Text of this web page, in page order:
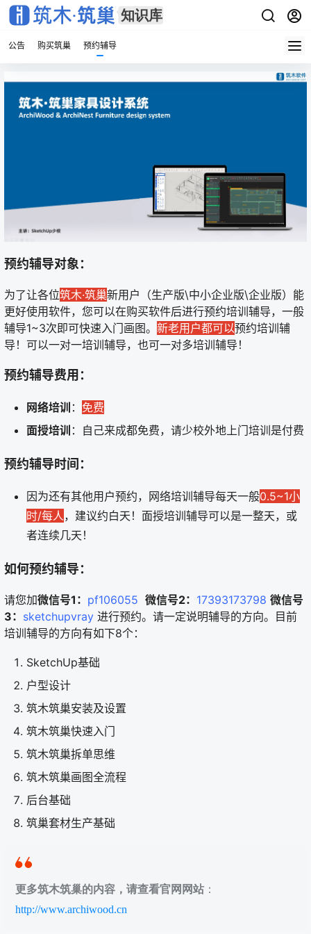
公告 购买筑巢 预约辅导
预约辅导对象：
为了让各位筑木·筑巢新用户（生产版\中小企业版\企业版）能
更好使用软件，您可以在购买软件后进行预约培训辅导，一般
辅导1~3次即可快速入门画图。 新老用户都可以预约培训辅
导！可以一对一培训辅导，也可一对多培训辅导！
预约辅导费用：
网络培训 ： 免费
面授培训 ：自己来成都免费，请少校外地上门培训是付费
预约辅导时间：
因为还有其他用户预约，网络培训辅导每天一般0.5~1小
时/每人，建议约白天！面授培训辅导可以是一整天，或
者连续几天！
如何预约辅导：
请您加微信号1： pf106055 微信号2： 17393173798 微信号
3： sketchupvray 进行预约。请一定说明辅导的方向。目前
培训辅导的方向有如下8个：
SketchUp基础
户型设计
筑木筑巢安装及设置
筑木筑巢快速入门
筑木筑巢拆单思维
筑木筑巢画图全流程
后台基础
筑巢套材生产基础
更多筑木筑巢的内容，请查看官网网站 ：
http://www.archiwood.cn